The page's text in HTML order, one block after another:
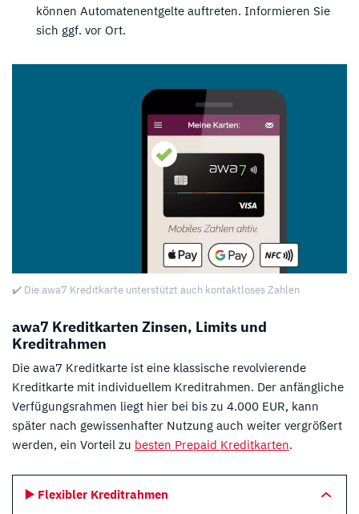
können Automatenentgelte auftreten. Informieren Sie
sich ggf. vor Ort.
✔️ Die awa7 Kreditkarte unterstützt auch kontaktloses Zahlen
awa7 Kreditkarten Zinsen, Limits und
Kreditrahmen
Die awa7 Kreditkarte ist eine klassische revolvierende
Kreditkarte mit individuellem Kreditrahmen. Der anfängliche
Verfügungsrahmen liegt hier bei bis zu 4.000 EUR, kann
später nach gewissenhafter Nutzung auch weiter vergrößert
werden, ein Vorteil zu besten Prepaid Kreditkarten.
▶️ Flexibler Kreditrahmen